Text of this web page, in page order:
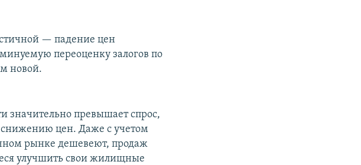
— падение цен
переоценку залогов по
новой.
значительно превышает спрос,
снижению цен. Даже с учетом
рынке дешевеют, продаж
улучшить свои жилищные